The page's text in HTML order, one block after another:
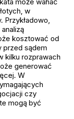
w
Przykładowo,
kosztować od
przed sądem
kilku rozprawach
generować
W
czy
mogą być